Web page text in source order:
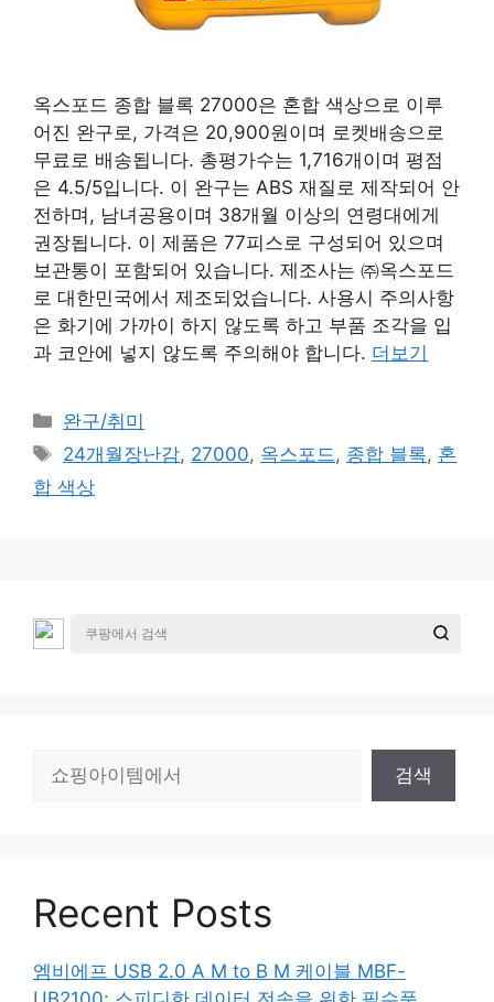
옥스포드 종합 블록 27000은 혼합 색상으로 이루
어진 완구로, 가격은 20,900원이며 로켓배송으로
무료로 배송됩니다. 총평가수는 1,716개이며 평점
은 4.5/5입니다. 이 완구는 ABS 재질로 제작되어 안
전하며, 남녀공용이며 38개월 이상의 연령대에게
권장됩니다. 이 제품은 77피스로 구성되어 있으며
보관통이 포함되어 있습니다. 제조사는 ㈜옥스포드
로 대한민국에서 제조되었습니다. 사용시 주의사항
은 화기에 가까이 하지 않도록 하고 부품 조각을 입
과 코안에 넣지 않도록 주의해야 합니다. 더보기
카
테
리
완구/취미
태
그
24개월장난감, 27000, 옥스포드, 종합 블록, 혼
합 색상
검색
Recent Posts
엠비에프 USB 2.0 A M to B M 케이블 MBF-